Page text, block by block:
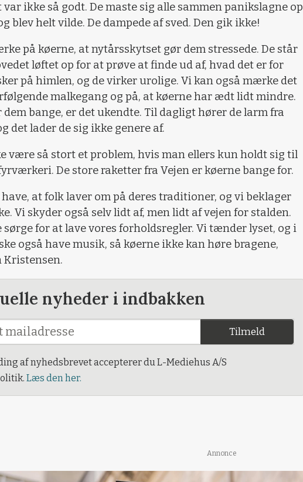
var ikke så godt. De maste sig alle sammen panikslagne op
blev helt vilde. De dampede af sved. Den gik ikke!
på køerne, at nytårsskytset gør dem stressede. De står
løftet op for at prøve at finde ud af, hvad det er for
på himlen, og de virker urolige. Vi kan også mærke det
malkegang og på, at køerne har ædt lidt mindre.
dem bange, er det ukendte. Til dagligt hører de larm fra
det lader de sig ikke genere af.
være så stort et problem, hvis man ellers kun holdt sig til
De store raketter fra Vejen er køerne bange for.
at folk laver om på deres traditioner, og vi beklager
Vi skyder også selv lidt af, men lidt af vejen for stalden.
sørge for at lave vores forholdsregler. Vi tænder lyset, og i
også have musik, så køerne ikke kan høre bragene,
Kristensen.
nyheder i indbakken
Tilmeld
af nyhedsbrevet accepterer du L-Mediehus A/S
Læs den her.
Annonce